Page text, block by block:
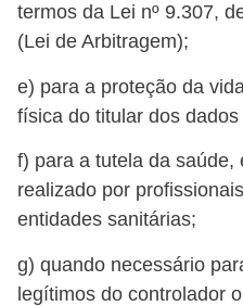
termos da Lei nº 9.307,
(Lei de Arbitragem);
e) para a proteção da
física do titular dos
f) para a tutela da saúde,
realizado por
entidades sanitárias;
g) quando necessário
legítimos do controlador